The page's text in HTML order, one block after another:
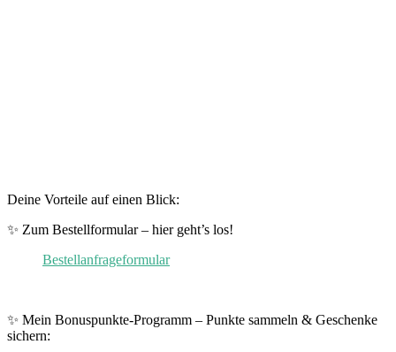
Deine Vorteile auf einen Blick:
✨ Zum Bestellformular – hier geht’s los!
Bestellanfrageformular
✨ Mein Bonuspunkte-Programm – Punkte sammeln & Geschenke
sichern: